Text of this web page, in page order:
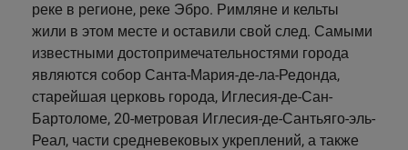
Барселона
Жирона
Перпиньян
Ла-Риоха
реке в регионе, реке Эбро. Римляне и кельты
жили в этом месте и оставили свой след. Самыми
известными достопримечательностями города
являются собор Санта-Мария-де-ла-Редонда,
старейшая церковь города, Иглесия-де-Сан-
Бартоломе, 20-метровая Иглесия-де-Сантьяго-эль-
Реал, части средневековых укреплений, а также